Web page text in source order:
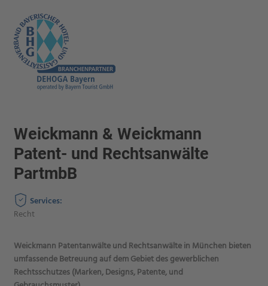
Weickmann & Weickmann
Patent- und Rechtsanwälte
PartmbB
Services:
Recht
Weickmann Patentanwälte und Rechtsanwälte in München bieten
umfassende Betreuung auf dem Gebiet des gewerblichen
Rechtsschutzes (Marken, Designs, Patente, und